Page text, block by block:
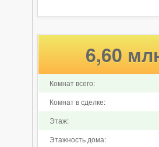
6,60
Комнат всего:
Комнат в сделке:
Этаж:
Этажность дома: